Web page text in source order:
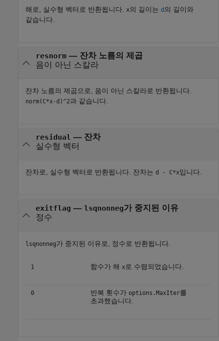
해로, 실수형 벡터로 반환됩니다. x의 길이는 d 의 길이와
같습니다.
resnorm— 잔차 노름의 제곱
음이 아닌 스칼라
잔차 노름의 제곱으로, 음이 아닌 스칼라로 반환됩니다.
norm(C*x-d)^2과 같습니다.
residual — 잔차
실수형 벡터
잔차로, 실수형 벡터로 반환됩니다. 잔차는 d - C*x입니다.
exitflag — lsqnonneg가 중지된 이유
정수
lsqnonneg가 중지된 이유로, 정수로 반환됩니다.
1 함수가 해 x 로 수렴되었습니다.
0 반복 횟수가 options.MaxIter를
초과했습니다.